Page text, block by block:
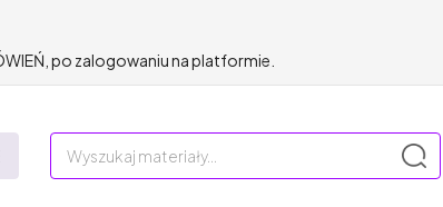
po zalogowaniu na platformie.